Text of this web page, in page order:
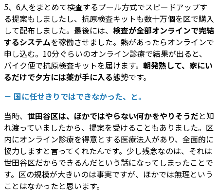
5、6人をまとめて検査するプール方式でスピードアップす
る提案もしましたし、抗原検査キットも数十万個を区で購入
して配布しました。最後には、 検査が全部オンラインで完結
するシステムを稼働させました。熱があったらオンラインで
申し込む。10分ぐらいのオンライン診療で結果が出ると、
バイク便で抗原検査キットを届けます。 朝発熱して、家にい
るだけで夕方には薬が手に入る態勢です。
－ 国に任せきりではできなかった、と。
当時、 世田谷区は、ほかではやらない何かをやりそうだと知
れ渡っていましたから、提案を受けることもありました。区
内にオンライン診療を得意とする医療法人があり、全面的に
協力しますと言ってくれたんです。少し残念なのは、それは
世田谷区だからできるんだという話になってしまったことで
す。区の規模が大きいのは事実ですが、ほかでは無理という
ことはなかったと思います。